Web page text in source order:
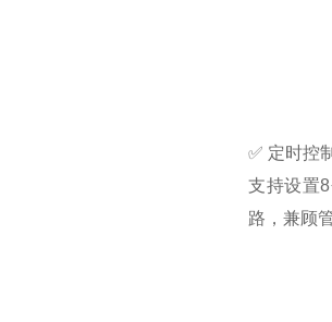
✅ 定时控
支持设置
路，兼顾